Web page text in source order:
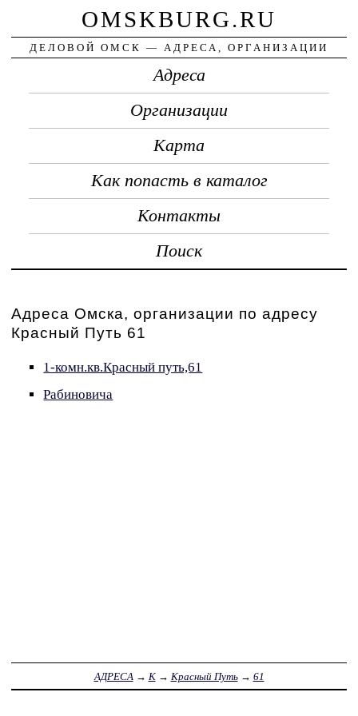
OMSKBURG.RU
ДЕЛОВОЙ ОМСК — АДРЕСА, ОРГАНИЗАЦИИ
Адреса
Организации
Карта
Как попасть в каталог
Контакты
Поиск
Адреса Омска, организации по адресу
Красный Путь 61
1-комн.кв.Красный путь,61
Рабиновича
АДРЕСА → К→ Красный Путь→ 61